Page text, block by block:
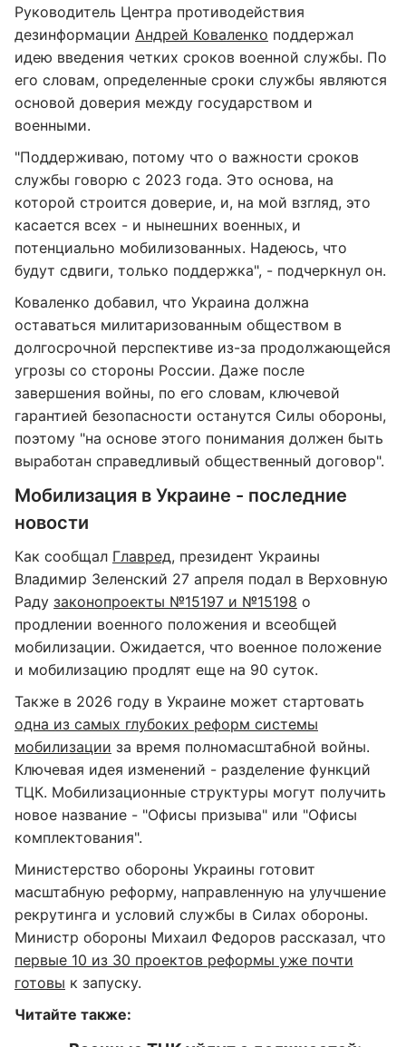
Руководитель Центра противодействия
дезинформации Андрей Коваленко поддержал
идею введения четких сроков военной службы. По
его словам, определенные сроки службы являются
основой доверия между государством и
военными.
"Поддерживаю, потому что о важности сроков
службы говорю с 2023 года. Это основа, на
которой строится доверие, и, на мой взгляд, это
касается всех - и нынешних военных, и
потенциально мобилизованных. Надеюсь, что
будут сдвиги, только поддержка", - подчеркнул он.
Коваленко добавил, что Украина должна
оставаться милитаризованным обществом в
долгосрочной перспективе из-за продолжающейся
угрозы со стороны России. Даже после
завершения войны, по его словам, ключевой
гарантией безопасности останутся Силы обороны,
поэтому "на основе этого понимания должен быть
выработан справедливый общественный договор".
Мобилизация в Украине - последние
новости
Как сообщал Главред, президент Украины
Владимир Зеленский 27 апреля подал в Верховную
Раду законопроекты №15197 и №15198 о
продлении военного положения и всеобщей
мобилизации. Ожидается, что военное положение
и мобилизацию продлят еще на 90 суток.
Также в 2026 году в Украине может стартовать
одна из самых глубоких реформ системы
мобилизации за время полномасштабной войны.
Ключевая идея изменений - разделение функций
ТЦК. Мобилизационные структуры могут получить
новое название - "Офисы призыва" или "Офисы
комплектования".
Министерство обороны Украины готовит
масштабную реформу, направленную на улучшение
рекрутинга и условий службы в Силах обороны.
Министр обороны Михаил Федоров рассказал, что
первые 10 из 30 проектов реформы уже почти
готовы к запуску.
Читайте также: